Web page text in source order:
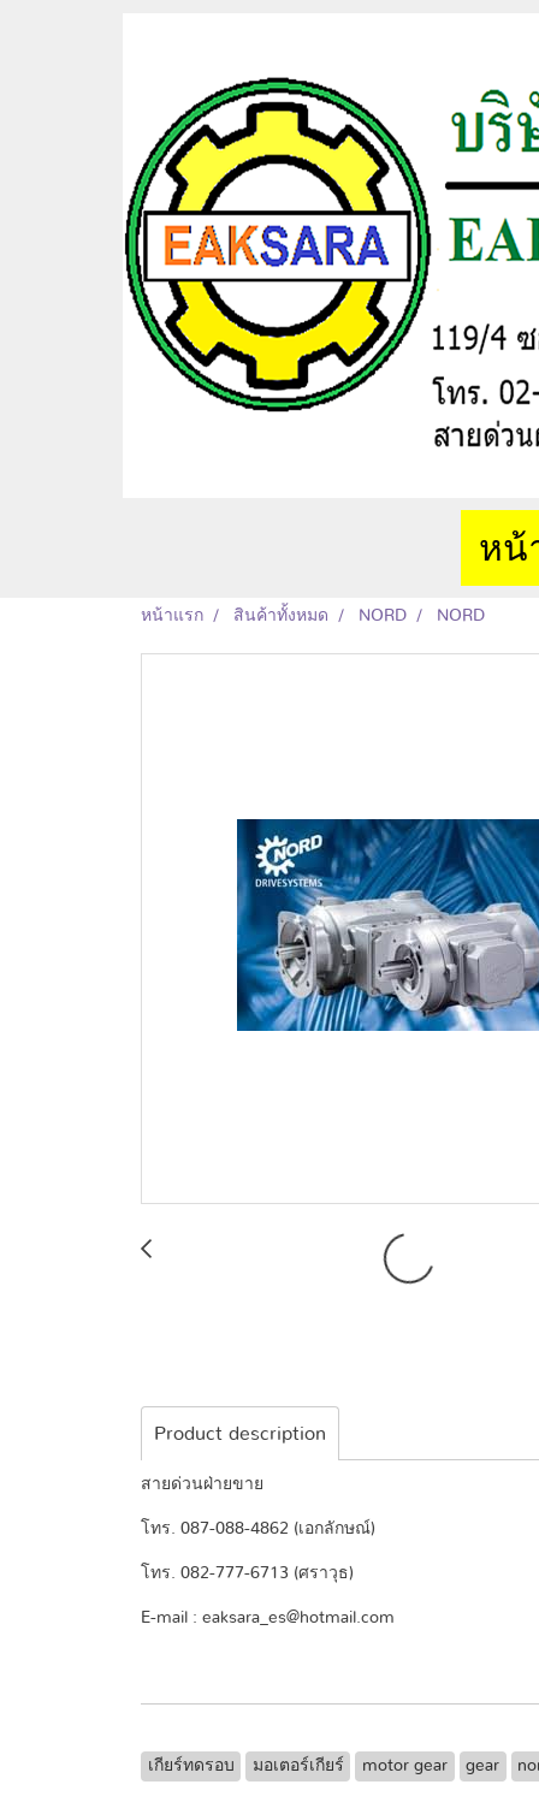
หน้
หน้าแรก สินค้าทั้งหมด NORD NORD
Product description
สายด่วนฝ่ายขาย
โทร. 087-088-4862 (เอกลักษณ์)
โทร. 082-777-6713 (ศราวุธ)
E-mail : eaksara_es@hotmail.com
เกียร์ทดรอบ มอเตอร์เกียร์ motor gear gear